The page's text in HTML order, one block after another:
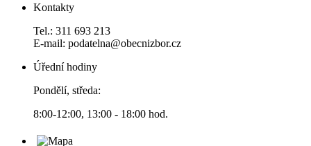
Kontakty
Tel.: 311 693 213
E-mail: podatelna@obecnizbor.cz
Úřední hodiny
Pondělí, středa:
8:00-12:00, 13:00 - 18:00 hod.